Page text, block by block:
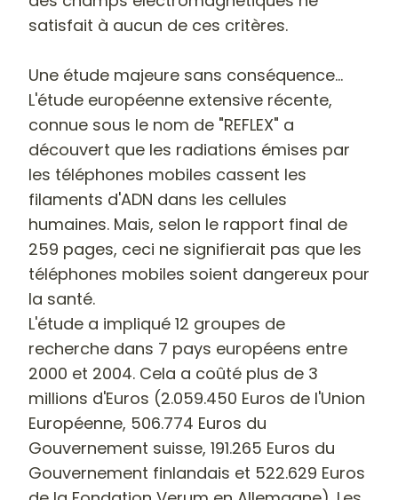
satisfait à aucun de ces critères.
Une étude majeure sans conséquence…
L'étude européenne extensive récente,
connue sous le nom de "REFLEX" a
découvert que les radiations émises par
les téléphones mobiles cassent les
filaments d'ADN dans les cellules
humaines. Mais, selon le rapport final de
259 pages, ceci ne signifierait pas que les
téléphones mobiles soient dangereux pour
la santé.
L'étude a impliqué 12 groupes de
recherche dans 7 pays européens entre
2000 et 2004. Cela a coûté plus de 3
millions d'Euros (2.059.450 Euros de l'Union
Européenne, 506.774 Euros du
Gouvernement suisse, 191.265 Euros du
Gouvernement finlandais et 522.629 Euros